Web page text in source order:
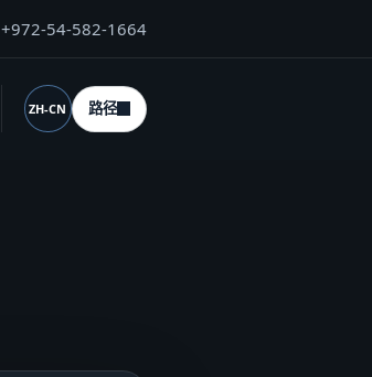
+972-54-582-1664
语言 (desktop)
ZH-CN 路径